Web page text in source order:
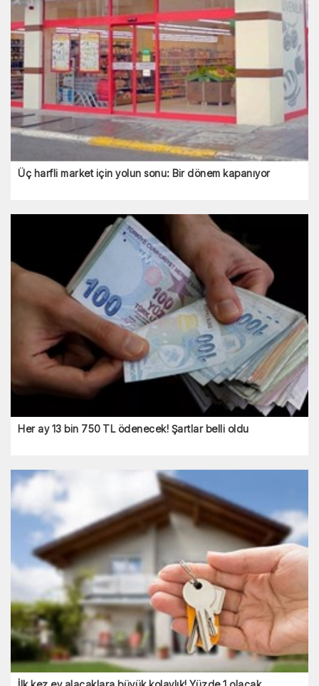
Üç harfli market için yolun sonu: Bir dönem kapanıyor
Her ay 13 bin 750 TL ödenecek! Şartlar belli oldu